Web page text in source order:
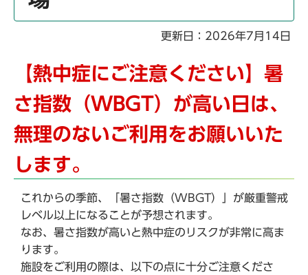
か
更新日：2026年7月14日
【熱中症にご注意ください】暑
さ指数（WBGT）が高い日は、
無理のないご利用をお願いいた
します。
これからの季節、「暑さ指数（WBGT）」が厳重警戒
レベル以上になることが予想されます。
なお、暑さ指数が高いと熱中症のリスクが非常に高ま
ります。
施設をご利用の際は、以下の点に十分ご注意くださ